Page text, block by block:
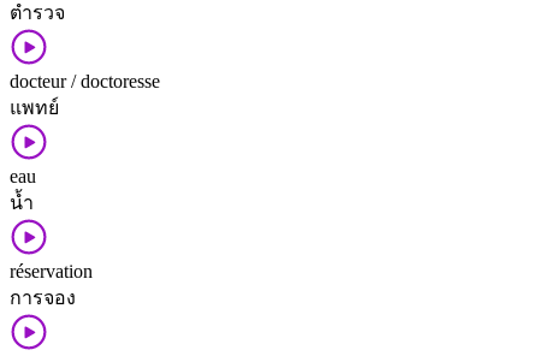
ตำรวจ
docteur / doctoresse
แพทย์
eau
น้ำ
réservation
การ​จอง